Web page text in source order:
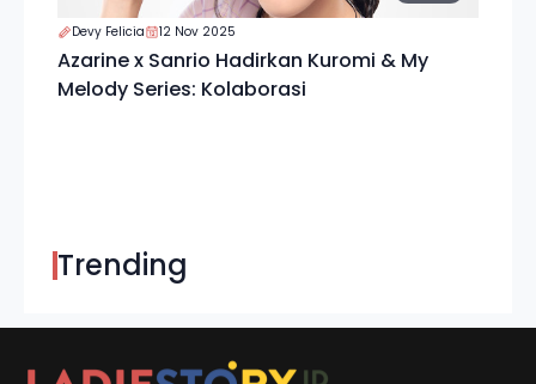
Devy Felicia 12 Nov 2025
Azarine x Sanrio Hadirkan Kuromi & My
Melody Series: Kolaborasi
Trending